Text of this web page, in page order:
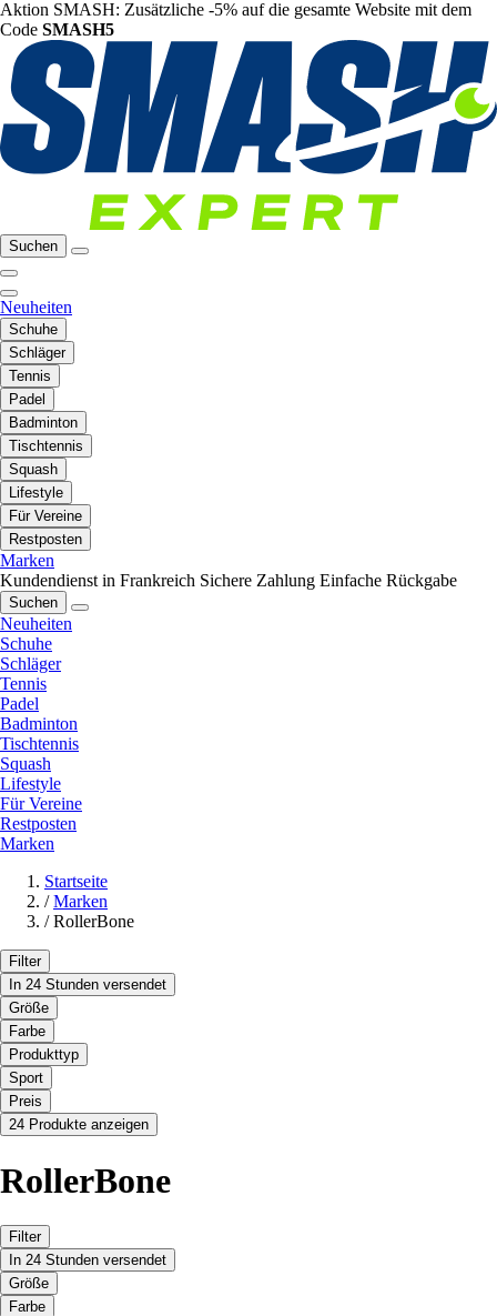
Aktion SMASH: Zusätzliche -5% auf die gesamte Website mit dem
Code SMASH5
Suchen
Neuheiten
Schuhe
Schläger
Tennis
Padel
Badminton
Tischtennis
Squash
Lifestyle
Für Vereine
Restposten
Marken
Kundendienst in Frankreich Sichere Zahlung Einfache Rückgabe
Suchen
Neuheiten
Schuhe
Schläger
Tennis
Padel
Badminton
Tischtennis
Squash
Lifestyle
Für Vereine
Restposten
Marken
Startseite
/ Marken
/ RollerBone
Filter
In 24 Stunden versendet
Größe
Farbe
Produkttyp
Sport
Preis
24 Produkte anzeigen
RollerBone
Filter
In 24 Stunden versendet
Größe
Farbe